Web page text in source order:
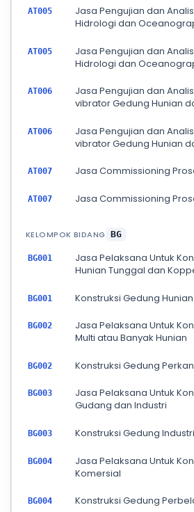
AT005
Jasa Pengujian dan
Hidrologi dan
AT005
Jasa Pengujian dan
Hidrologi dan
AT006
Jasa Pengujian dan
vibrator Gedung Hunian
AT006
Jasa Pengujian dan
vibrator Gedung Hunian
AT007 Jasa Commissioning
AT007 Jasa Commissioning
KELOMPOK BIDANG BG
BG001
Jasa Pelaksana Untuk
Hunian Tunggal dan
BG001 Konstruksi Gedung Hunian
BG002
Jasa Pelaksana Untuk
Multi atau Banyak Hunian
BG002 Konstruksi Gedung
BG003
Jasa Pelaksana Untuk
Gudang dan Industri
BG003 Konstruksi Gedung Industri
BG004
Jasa Pelaksana Untuk
Komersial
BG004 Konstruksi Gedung